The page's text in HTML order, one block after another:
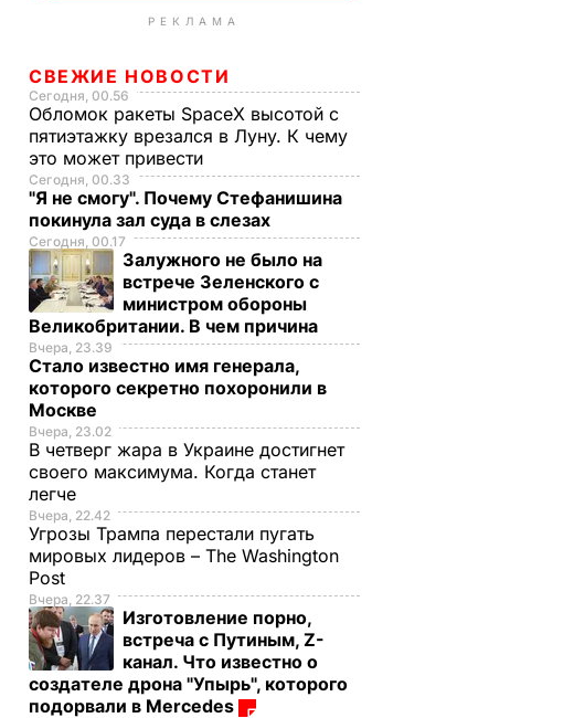
РЕКЛАМА
СВЕЖИЕ НОВОСТИ
Сегодня, 00.56
Обломок ракеты SpaceX высотой с
пятиэтажку врезался в Луну. К чему
это может привести
Сегодня, 00.33
"Я не смогу". Почему Стефанишина
покинула зал суда в слезах
Сегодня, 00.17
Залужного не было на
встрече Зеленского с
министром обороны
Великобритании. В чем причина
Вчера, 23.39
Стало известно имя генерала,
которого секретно похоронили в
Москве
Вчера, 23.02
В четверг жара в Украине достигнет
своего максимума. Когда станет
легче
Вчера, 22.42
Угрозы Трампа перестали пугать
мировых лидеров – The Washington
Post
Вчера, 22.37
Изготовление порно,
встреча с Путиным, Z-
канал. Что известно о
создателе дрона "Упырь", которого
подорвали в Mercedes